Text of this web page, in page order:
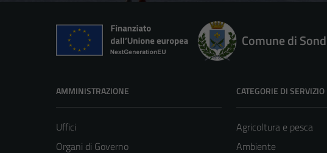
Comune di
AMMINISTRAZIONE
Uffici
Organi di Governo
CATEGORIE DI SERVIZIO
Agricoltura e pesca
Ambiente